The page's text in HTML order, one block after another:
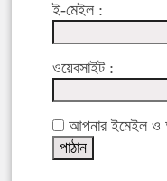
ই-মেইল :
ওয়েবসাইট :
আপনার ইমেইল ও